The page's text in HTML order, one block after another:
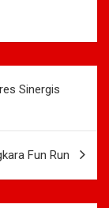
Sinergis
Fun Run